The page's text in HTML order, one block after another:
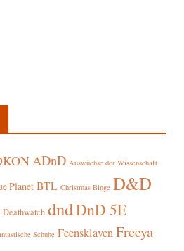
ADnD Auswüchse der Wissenschaft
Planet BTL Christmas Binge D&D
Deathwatch dndDnD 5E
Schuhe FeensklavenFreeya